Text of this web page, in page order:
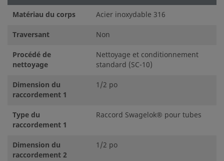
Matériau du corps
Acier inoxydable 316
Traversant
Non
Procédé de
nettoyage
Nettoyage et conditionnement
standard (SC-10)
Dimension du
raccordement 1
1/2 po
Type du
raccordement 1
Raccord Swagelok® pour tubes
Dimension du
raccordement 2
1/2 po